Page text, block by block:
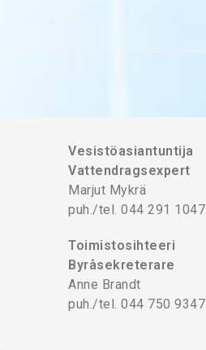
Vesistöasiantuntija
Vattendragsexpert
Marjut Mykrä
puh./tel. 044 291 1047
Toimistosihteeri
Byråsekreterare
Anne Brandt
puh./tel. 044 750 9347